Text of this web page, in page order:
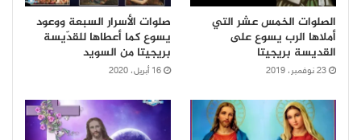
الصلوات الخمس عشر التي
أملاها الرب يسوع على
القديسة بريجيتا
23 نوفمبر، 2019
صلوات الأسرار السبعة ووعود
يسوع كما أعطاها للقدّيسة
بريجيتا من السويد
16 أبريل، 2020